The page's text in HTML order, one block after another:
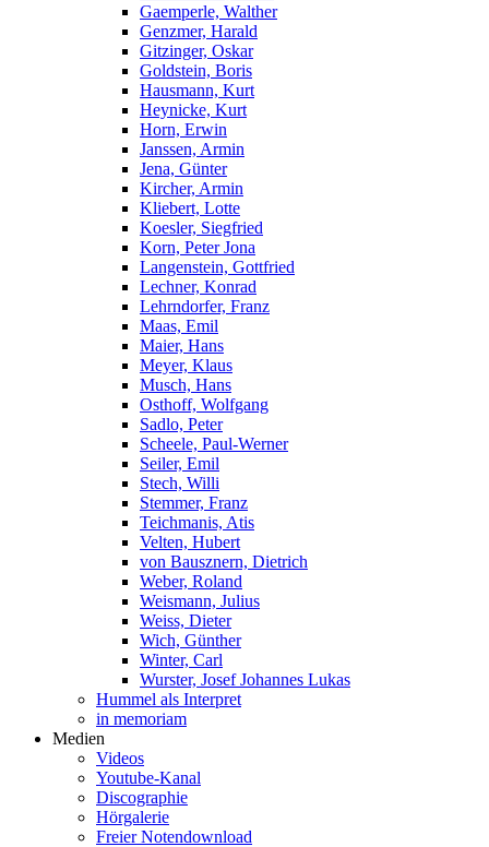
Gaemperle, Walther
Genzmer, Harald
Gitzinger, Oskar
Goldstein, Boris
Hausmann, Kurt
Heynicke, Kurt
Horn, Erwin
Janssen, Armin
Jena, Günter
Kircher, Armin
Kliebert, Lotte
Koesler, Siegfried
Korn, Peter Jona
Langenstein, Gottfried
Lechner, Konrad
Lehrndorfer, Franz
Maas, Emil
Maier, Hans
Meyer, Klaus
Musch, Hans
Osthoff, Wolfgang
Sadlo, Peter
Scheele, Paul-Werner
Seiler, Emil
Stech, Willi
Stemmer, Franz
Teichmanis, Atis
Velten, Hubert
von Bausznern, Dietrich
Weber, Roland
Weismann, Julius
Weiss, Dieter
Wich, Günther
Winter, Carl
Wurster, Josef Johannes Lukas
Hummel als Interpret
in memoriam
Medien
Videos
Youtube-Kanal
Discographie
Hörgalerie
Freier Notendownload